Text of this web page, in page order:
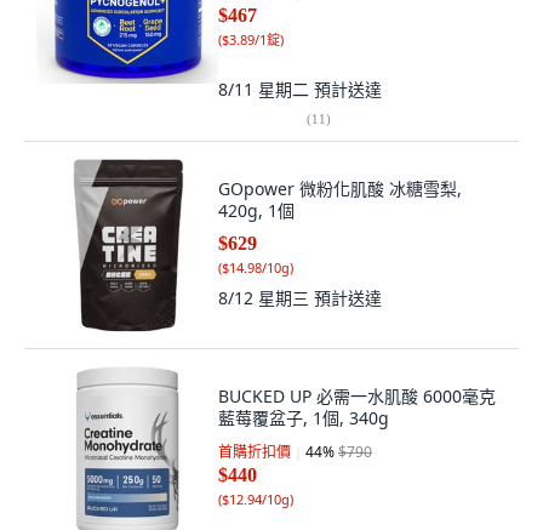
$467
($3.89/1錠)
8/11 星期二 預計送達
(11)
GOpower 微粉化肌酸 冰糖雪梨,
420g, 1個
$629
($14.98/10g)
8/12 星期三 預計送達
BUCKED UP 必需一水肌酸 6000毫克
藍莓覆盆子, 1個, 340g
首購折扣價 44%$790
$440
($12.94/10g)